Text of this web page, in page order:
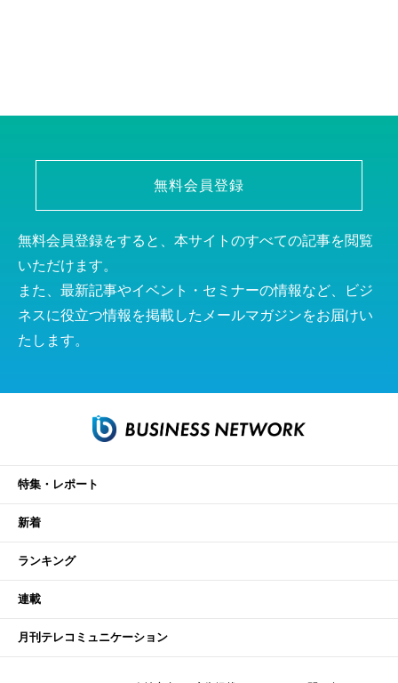
無料会員登録
無料会員登録をすると、本サイトのすべての記事を閲覧
いただけます。
また、最新記事やイベント・セミナーの情報など、ビジ
ネスに役立つ情報を掲載したメールマガジンをお届けい
たします。
特集・レポート
新着
ランキング
連載
月刊テレコミュニケーション